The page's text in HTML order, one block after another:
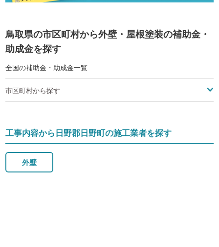
鳥取県の市区町村から外壁・屋根塗装の補助金・
助成金を探す
全国の補助金・助成金一覧
市区町村から探す
工事内容から日野郡日野町の施工業者を探す
外壁